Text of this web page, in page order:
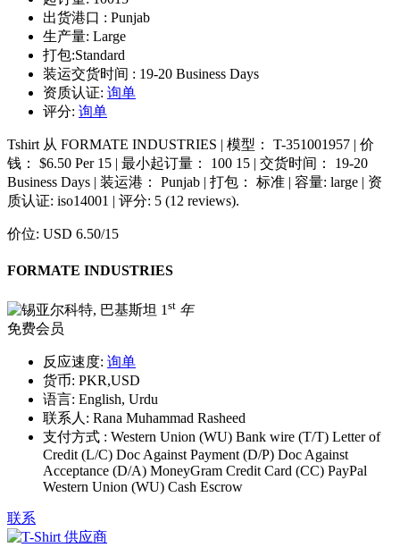
出货港口 : Punjab
生产量: Large
打包:Standard
装运交货时间 : 19-20 Business Days
资质认证: 询单
评分: 询单
Tshirt 从 FORMATE INDUSTRIES | 模型： T-351001957 | 价
钱： $6.50 Per 15 | 最小起订量： 100 15 | 交货时间： 19-20
Business Days | 装运港： Punjab | 打包： 标准 | 容量: large | 资
质认证: iso14001 | 评分: 5 (12 reviews).
价位: USD 6.50/15
FORMATE INDUSTRIES
1 st 年
免费会员
反应速度: 询单
货币: PKR,USD
语言: English, Urdu
联系人: Rana Muhammad Rasheed
支付方式 : Western Union (WU) Bank wire (T/T) Letter of
Credit (L/C) Doc Against Payment (D/P) Doc Against
Acceptance (D/A) MoneyGram Credit Card (CC) PayPal
Western Union (WU) Cash Escrow
联系